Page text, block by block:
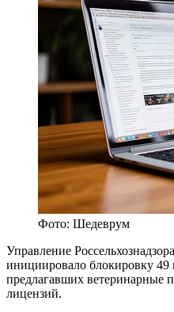
Фото: Шедеврум
Управление
инициировало блокировку 49
предлагавших ветеринарные
лицензий.